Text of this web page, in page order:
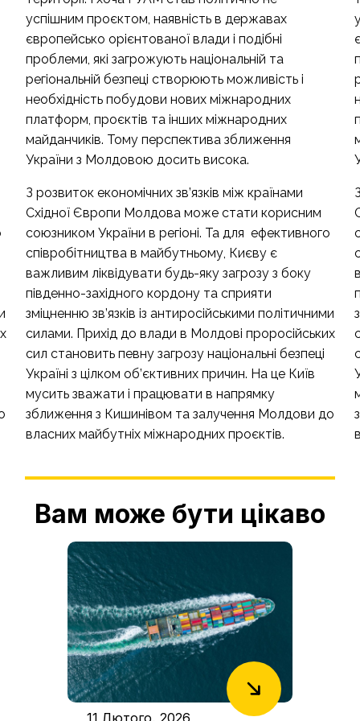
успішним проєктом, наявність в державах
європейсько орієнтованої влади і подібні
проблеми, які загрожують національній та
регіональній безпеці створюють можливість і
необхідність побудови нових міжнародних
платформ, проєктів та інших міжнародних
майданчиків. Тому перспектива зближення
України з Молдовою досить висока.
З розвиток економічних зв’язків між країнами
Східної Європи Молдова може стати корисним
союзником України в регіоні. Та для ефективного
співробітництва в майбутньому, Києву є
важливим ліквідувати будь-яку загрозу з боку
південно-західного кордону та сприяти
зміцненню зв’язків із антиросійськими політичними
силами. Прихід до влади в Молдові проросійських
сил становить певну загрозу національні безпеці
Україні з цілком об’єктивних причин. На це Київ
мусить зважати і працювати в напрямку
зближення з Кишинівом та залучення Молдови до
власних майбутніх міжнародних проєктів.
Вам може бути цікаво
11 Лютого, 2026